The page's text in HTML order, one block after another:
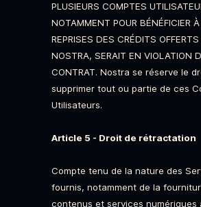
PLUSIEURS COMPTES
NOTAMMENT POUR BÉNÉFICIER À
REPRISES DES CRÉDITS OFFERTS
NOSTRA, SERAIT EN VIOLATION
CONTRAT. Nostra se réserve le
supprimer tout ou partie de ces
Utilisateurs.
Article 5 - Droit de rétractation
Compte tenu de la nature des
fournis, notamment de la
contenus et services numériques